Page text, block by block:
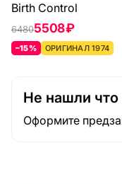
Birth Control
64805508 ₽
–15% ОРИГИНАЛ 1974
Не нашли что
Оформите